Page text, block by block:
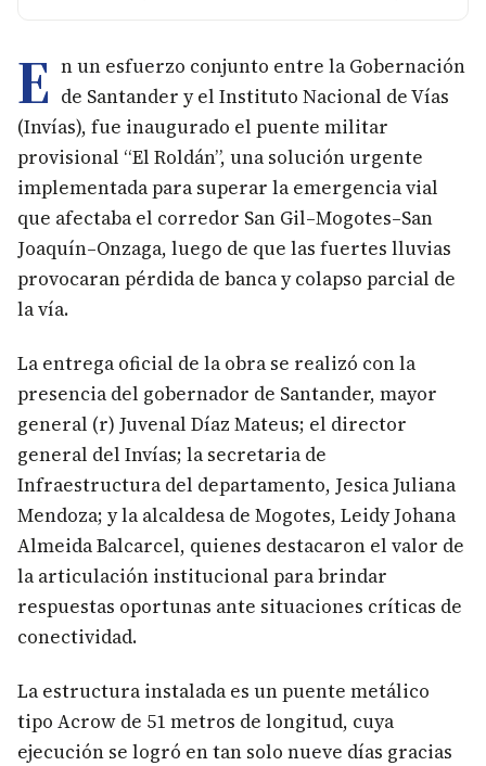
E n un esfuerzo conjunto entre la Gobernación
de Santander y el Instituto Nacional de Vías
(Invías), fue inaugurado el puente militar
provisional “El Roldán”, una solución urgente
implementada para superar la emergencia vial
que afectaba el corredor San Gil–Mogotes–San
Joaquín–Onzaga, luego de que las fuertes lluvias
provocaran pérdida de banca y colapso parcial de
la vía.
La entrega oficial de la obra se realizó con la
presencia del gobernador de Santander, mayor
general (r) Juvenal Díaz Mateus; el director
general del Invías; la secretaria de
Infraestructura del departamento, Jesica Juliana
Mendoza; y la alcaldesa de Mogotes, Leidy Johana
Almeida Balcarcel, quienes destacaron el valor de
la articulación institucional para brindar
respuestas oportunas ante situaciones críticas de
conectividad.
La estructura instalada es un puente metálico
tipo Acrow de 51 metros de longitud, cuya
ejecución se logró en tan solo nueve días gracias